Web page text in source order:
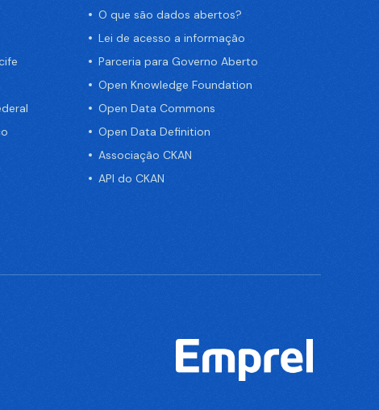
O que são dados abertos?
Lei de acesso a informação
Parceria para Governo Aberto
Open Knowledge Foundation
Open Data Commons
Open Data Definition
Associação CKAN
API do CKAN